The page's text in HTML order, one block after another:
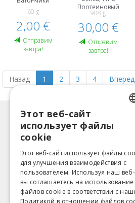
60 g
2,00 €
Oтправим
завтра!
Протеиновый
Kомплекс
908 g
30,00 €
Oтправим
завтра!
Назад 1 2 3 4 Вперед
Возврат
О нас
Контакты
Этот веб-сайт
использует файлы
cookie
Этот веб-сайт использует файлы
для улучшения взаимодействия с
пользователем. Используя наш веб-
вы соглашаетесь на использование
файлов cookie в соответствии с
Политикой в ​​отношении файлов